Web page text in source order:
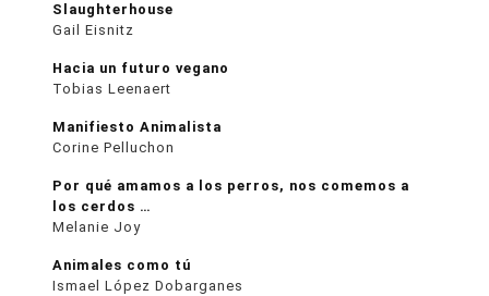
Slaughterhouse
Gail Eisnitz
Hacia un futuro vegano
Tobias Leenaert
Manifiesto Animalista
Corine Pelluchon
Por qué amamos a los perros, nos comemos a
los cerdos …
Melanie Joy
Animales como tú
Ismael López Dobarganes